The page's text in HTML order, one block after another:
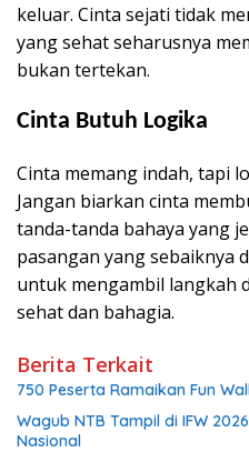
keluar. Cinta sejati tidak
yang sehat seharusnya
bukan tertekan.
Cinta Butuh Logika
Cinta memang indah, tapi
Jangan biarkan cinta
tanda-tanda bahaya yang
pasangan yang sebaiknya
untuk mengambil langkah
sehat dan bahagia.
Berita Terkait
750 Peserta Ramaikan Fun
Wagub NTB Tampil di IFW
Nasional